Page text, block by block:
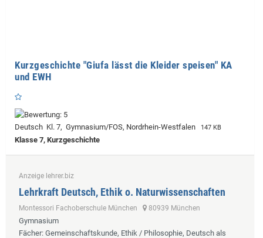
Kurzgeschichte "Giufa lässt die Kleider speisen" KA
und EWH
Deutsch Kl. 7, Gymnasium/FOS, Nordrhein-Westfalen 147 KB
Klasse 7, Kurzgeschichte
Anzeige lehrer.biz
Lehrkraft Deutsch, Ethik o. Naturwissenschaften
Montessori Fachoberschule München 80939 München
Gymnasium
Fächer: Gemeinschaftskunde, Ethik / Philosophie, Deutsch als